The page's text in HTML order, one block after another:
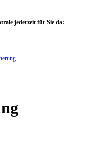
jederzeit für Sie da: